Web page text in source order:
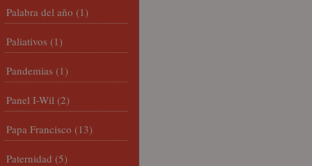
Palabra del año (1)
Paliativos (1)
Pandemias (1)
Panel I-Wil (2)
Papa Francisco (13)
Paternidad (5)